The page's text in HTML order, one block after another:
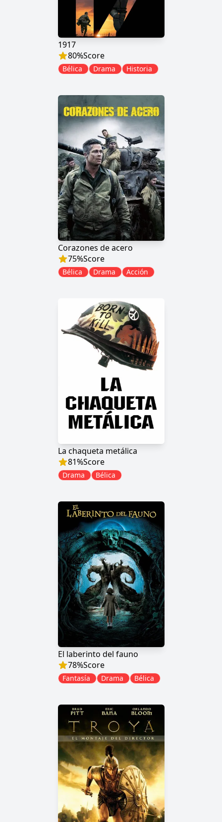
1917
80%Score
Bélica Drama Historia
Corazones de acero
75%Score
Bélica Drama Acción
La chaqueta metálica
81%Score
Drama Bélica
El laberinto del fauno
78%Score
Fantasía Drama Bélica